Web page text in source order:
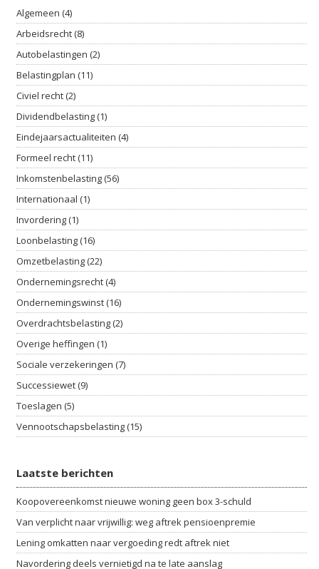
Algemeen (4)
Arbeidsrecht (8)
Autobelastingen (2)
Belastingplan (11)
Civiel recht (2)
Dividendbelasting (1)
Eindejaarsactualiteiten (4)
Formeel recht (11)
Inkomstenbelasting (56)
Internationaal (1)
Invordering (1)
Loonbelasting (16)
Omzetbelasting (22)
Ondernemingsrecht (4)
Ondernemingswinst (16)
Overdrachtsbelasting (2)
Overige heffingen (1)
Sociale verzekeringen (7)
Successiewet (9)
Toeslagen (5)
Vennootschapsbelasting (15)
Laatste berichten
Koopovereenkomst nieuwe woning geen box 3-schuld
Van verplicht naar vrijwillig: weg aftrek pensioenpremie
Lening omkatten naar vergoeding redt aftrek niet
Navordering deels vernietigd na te late aanslag